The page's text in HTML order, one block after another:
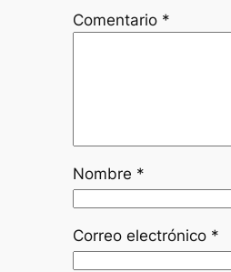
Comentario *
Nombre *
Correo electrónico *